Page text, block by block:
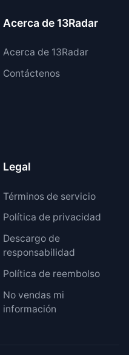
Acerca de 13Radar
Acerca de 13Radar
Contáctenos
Legal
Términos de servicio
Política de privacidad
Descargo de
responsabilidad
Política de reembolso
No vendas mi
información